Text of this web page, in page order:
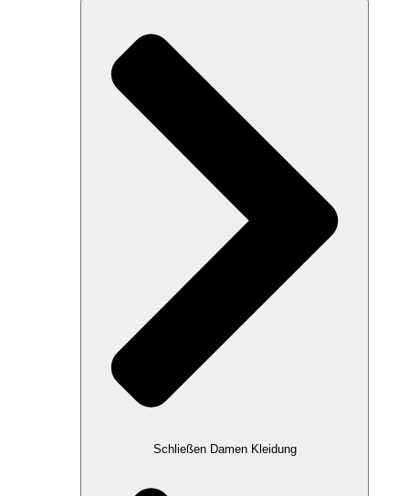
Schließen Damen Kleidung